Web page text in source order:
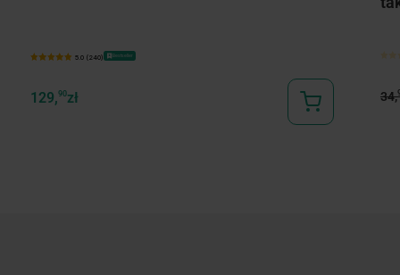
5.0 (240) Bestseller
129,90zł 34,